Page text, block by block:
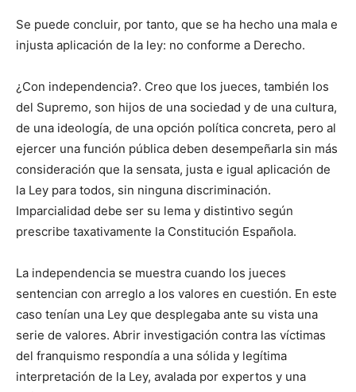
Se puede concluir, por tanto, que se ha hecho una mala e
injusta aplicación de la ley: no conforme a Derecho.
¿Con independencia?. Creo que los jueces, también los
del Supremo, son hijos de una sociedad y de una cultura,
de una ideología, de una opción política concreta, pero al
ejercer una función pública deben desempeñarla sin más
consideración que la sensata, justa e igual aplicación de
la Ley para todos, sin ninguna discriminación.
Imparcialidad debe ser su lema y distintivo según
prescribe taxativamente la Constitución Española.
La independencia se muestra cuando los jueces
sentencian con arreglo a los valores en cuestión. En este
caso tenían una Ley que desplegaba ante su vista una
serie de valores. Abrir investigación contra las víctimas
del franquismo respondía a una sólida y legítima
interpretación de la Ley, avalada por expertos y una